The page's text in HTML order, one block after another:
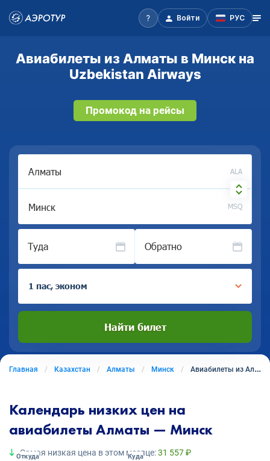
Войти РУС
Авиабилеты из Алматы в Минск на
Uzbekistan Airways
Промокод на рейсы
ALA
MSQ
Туда Обратно
1 пас, эконом
Найти билет
Главная Казахстан Алматы Минск Авиабилеты из Алматы в Минск
Календарь низких цен на
авиабилеты Алматы — Минск
Самая низкая цена в этом месяце:31 557 ₽
Откуда Куда